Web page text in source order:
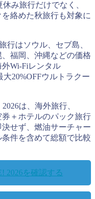
み旅行だけでなく、
絡めた秋旅行も対象に
行はソウル、セブ島、
福岡、沖縄などの価格
Wi-Fiレンタル
20%OFFウルトラクー
は、海外旅行、
＋ホテルのパック旅行
せず、燃油サーチャー
件を含めて総額で比較
2026を確認する